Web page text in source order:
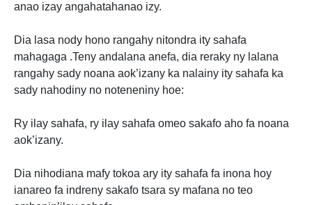
anao izay angahatahanao izy.
Dia lasa nody hono rangahy nitondra ity sahafa
mahagaga .Teny andalana anefa, dia reraky ny lalana
rangahy sady noana aok’izany ka nalainy ity sahafa ka
sady nahodiny no noteneniny hoe:
Ry ilay sahafa, ry ilay sahafa omeo sakafo aho fa noana
aok’izany.
Dia nihodiana mafy tokoa ary ity sahafa fa inona hoy
ianareo fa indreny sakafo tsara sy mafana no teo